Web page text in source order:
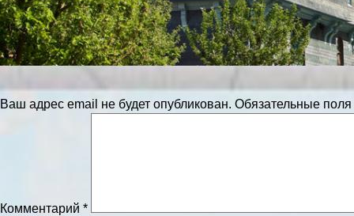
Ваш адрес email не будет опубликован. Обязательные
Комментарий *